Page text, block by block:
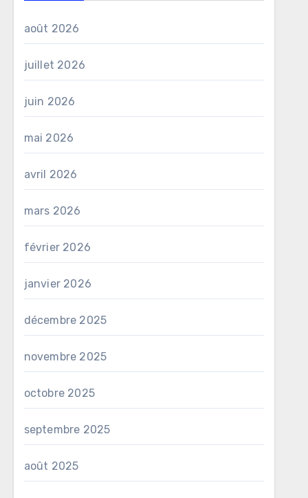
août 2026
juillet 2026
juin 2026
mai 2026
avril 2026
mars 2026
février 2026
janvier 2026
décembre 2025
novembre 2025
octobre 2025
septembre 2025
août 2025